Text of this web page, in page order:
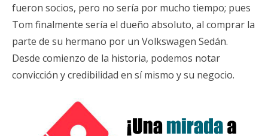
fueron socios, pero no sería por mucho tiempo; pues
Tom finalmente sería el dueño absoluto, al comprar la
parte de su hermano por un Volkswagen Sedán.
Desde comienzo de la historia, podemos notar
convicción y credibilidad en sí mismo y su negocio.